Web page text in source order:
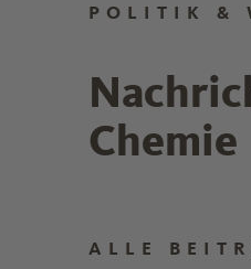
POLITIK &
Chemie
ALLE